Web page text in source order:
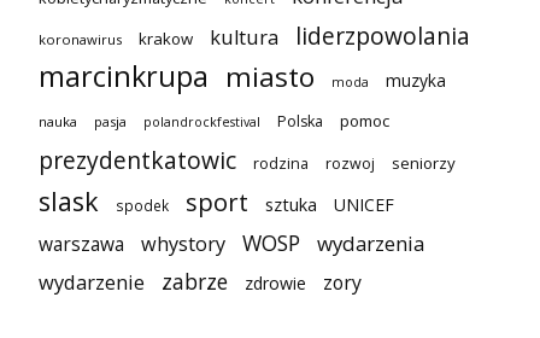
koronawirus krakow kultura liderzpowolania
marcinkrupa miasto moda muzyka
nauka pasja polandrockfestival Polska pomoc
prezydentkatowic rodzina rozwoj seniorzy
slask spodek sport sztuka UNICEF
warszawa whystory WOSP
wydarzenia
wydarzenie
zabrze zdrowie zory